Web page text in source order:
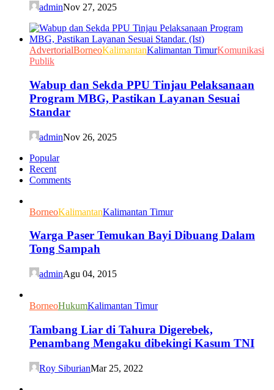
adminNov 27, 2025
AdvertorialBorneoKalimantanKalimantan TimurKomunikasi
Publik
Wabup dan Sekda PPU Tinjau Pelaksanaan
Program MBG, Pastikan Layanan Sesuai
Standar
adminNov 26, 2025
Popular
Recent
Comments
BorneoKalimantanKalimantan Timur
Warga Paser Temukan Bayi Dibuang Dalam
Tong Sampah
adminAgu 04, 2015
BorneoHukumKalimantan Timur
Tambang Liar di Tahura Digerebek,
Penambang Mengaku dibekingi Kasum TNI
Roy SiburianMar 25, 2022